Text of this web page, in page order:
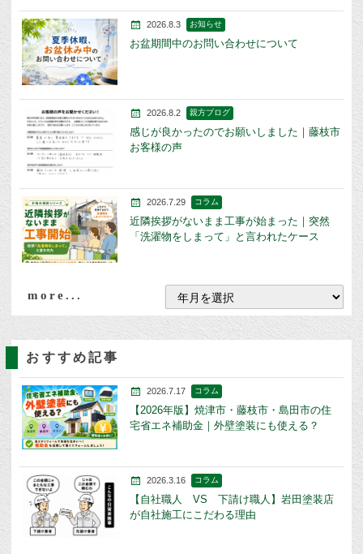
2026.8.3 お知らせ
お盆期間中のお問い合わせについて
2026.8.2 親方ブログ
感じが良かったのでお願いしました｜藤枝市
お客様の声
2026.7.29 コラム
近隣挨拶がないまま工事が始まった｜突然
「洗濯物をしまって」と言われたケース
more...
おすすめ記事
2026.7.17 コラム
【2026年版】焼津市・藤枝市・島田市の住
宅省エネ補助金｜外壁塗装にも使える？
2026.3.16 コラム
【自社職人 VS 下請け職人】岩田塗装店
が自社施工にこだわる理由